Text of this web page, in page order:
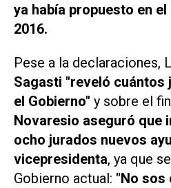
ya había propuesto en
2016.
Pese a la declaraciones,
Sagasti "reveló cuántos
el Gobierno" y sobre el
Novaresio aseguró que
ocho jurados nuevos
vicepresidenta, ya que
Gobierno actual: "No sos